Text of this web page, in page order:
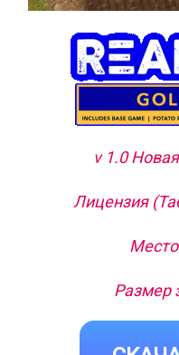
v 1.0
Лицензия
Размер